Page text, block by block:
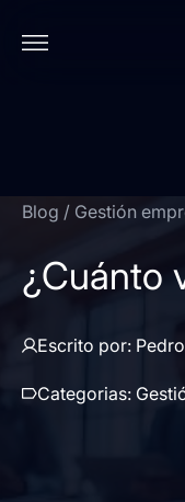
Blog / Gestión
¿Cuánto
Escrito por:
Categorias: